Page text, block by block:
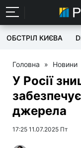
ОБСТРІЛ КИЄВА
Головна » Новини
У Росії
джерела
17:25 11.07.2025 Пт